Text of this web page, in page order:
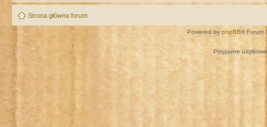
Strona główna forum
Powered by phpBB® Forum
Przyjazne